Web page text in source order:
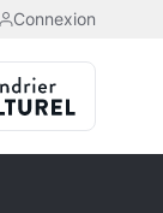
Connexion